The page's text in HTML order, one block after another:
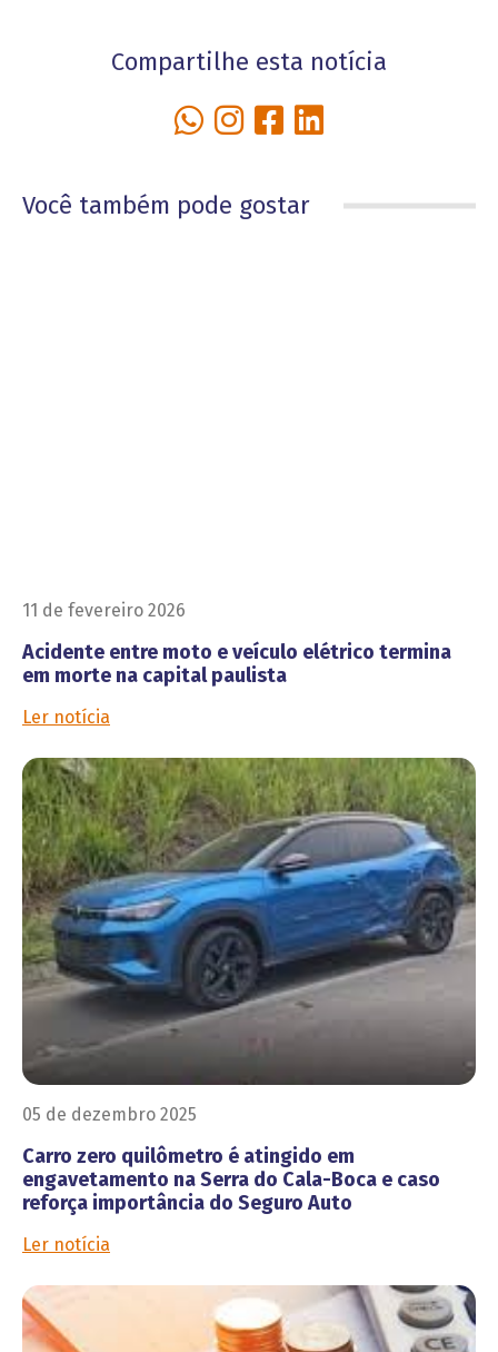
Compartilhe esta notícia
Você também pode gostar
11 de fevereiro 2026
Acidente entre moto e veículo elétrico termina
em morte na capital paulista
Ler notícia
05 de dezembro 2025
Carro zero quilômetro é atingido em
engavetamento na Serra do Cala-Boca e caso
reforça importância do Seguro Auto
Ler notícia